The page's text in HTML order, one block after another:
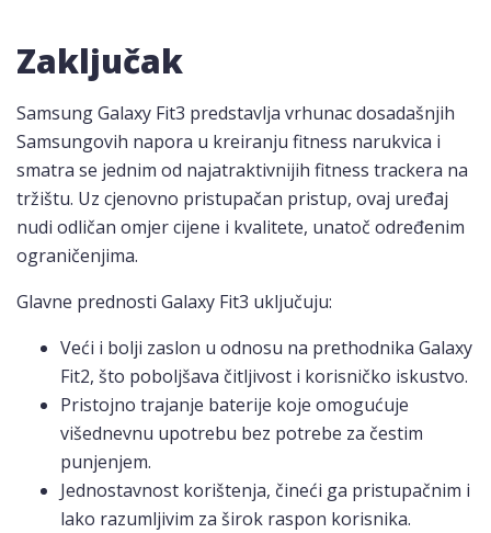
Zaključak
Samsung Galaxy Fit3 predstavlja vrhunac dosadašnjih
Samsungovih napora u kreiranju fitness narukvica i
smatra se jednim od najatraktivnijih fitness trackera na
tržištu. Uz cjenovno pristupačan pristup, ovaj uređaj
nudi odličan omjer cijene i kvalitete, unatoč određenim
ograničenjima.
Glavne prednosti Galaxy Fit3 uključuju:
Veći i bolji zaslon u odnosu na prethodnika Galaxy
Fit2, što poboljšava čitljivost i korisničko iskustvo.
Pristojno trajanje baterije koje omogućuje
višednevnu upotrebu bez potrebe za čestim
punjenjem.
Jednostavnost korištenja, čineći ga pristupačnim i
lako razumljivim za širok raspon korisnika.